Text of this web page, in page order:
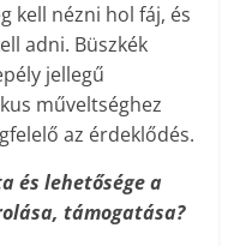
kell nézni hol fáj, és
adni. Büszkék
jellegű
műveltséghez
az érdeklődés.
és lehetősége a
támogatása?